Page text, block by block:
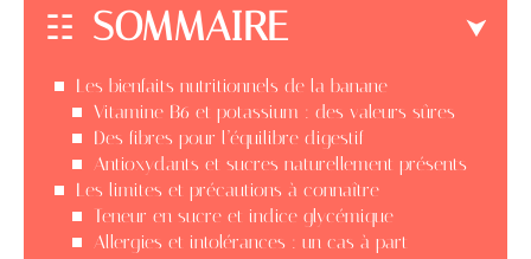
SOMMAIRE
Les bienfaits nutritionnels de la banane
Vitamine B6 et potassium : des valeurs sûres
Des fibres pour l’équilibre digestif
Antioxydants et sucres naturellement présents
Les limites et précautions à connaître
Teneur en sucre et indice glycémique
Allergies et intolérances : un cas à part